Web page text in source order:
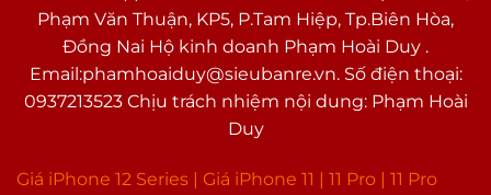
Phạm Văn Thuận, KP5, P.Tam Hiệp, Tp.Biên Hòa,
Đồng Nai Hộ kinh doanh Phạm Hoài Duy .
Email:phamhoaiduy@sieubanre.vn. Số điện thoại:
0937213523 Chịu trách nhiệm nội dung: Phạm Hoài
Duy
Giá iPhone 12 Series | Giá iPhone 11 11 Pro
11 Pro